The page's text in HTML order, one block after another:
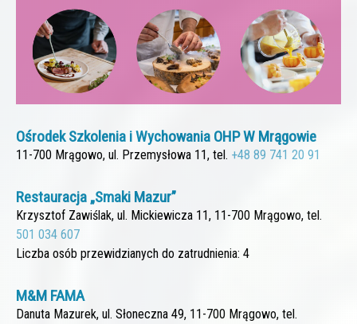
Ośrodek Szkolenia i Wychowania OHP W Mrągowie
11-700 Mrągowo, ul. Przemysłowa 11, tel. +48 89 741 20 91
Restauracja „Smaki Mazur”
Krzysztof Zawiślak, ul. Mickiewicza 11, 11-700 Mrągowo, tel.
501 034 607
Liczba osób przewidzianych do zatrudnienia: 4
M&M FAMA
Danuta Mazurek, ul. Słoneczna 49, 11-700 Mrągowo, tel.